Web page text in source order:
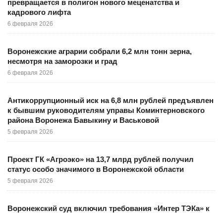
превращается в полигон нового меценатства и
кадрового лифта
6 февраля 2026
Воронежские аграрии собрали 6,2 млн тонн зерна,
несмотря на заморозки и град
6 февраля 2026
Антикоррупционный иск на 6,8 млн рублей предъявлен
к бывшим руководителям управы Коминтерновского
района Воронежа Бавыкину и Васьковой
5 февраля 2026
Проект ГК «Агроэко» на 13,7 млрд рублей получил
статус особо значимого в Воронежской области
5 февраля 2026
Воронежский суд включил требования «Интер ТЭКа» к